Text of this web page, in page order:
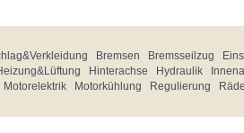
Bremsen Bremsseilzug
Hinterachse Hydraulik
Motorelektrik
Motorkühlung Regulierung